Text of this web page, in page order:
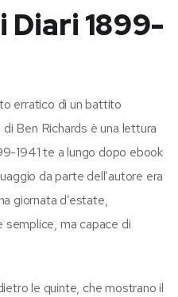
Diari 1899-
erratico di un battito
Ben Richards è una lettura
1941 te a lungo dopo ebook
da parte dell’autore era
giornata d’estate,
semplice, ma capace di
le quinte, che mostrano il